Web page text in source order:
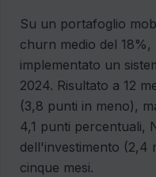
Su un portafoglio
churn medio del
implementato un
2024. Risultato a 12
(3,8 punti in meno),
4,1 punti percentuali,
dell'investimento (2,4
cinque mesi.